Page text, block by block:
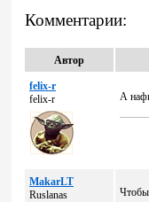
Комментарии:
Автор
felix-r
felix-r
А
MakarLT
Ruslanas
Чтобы